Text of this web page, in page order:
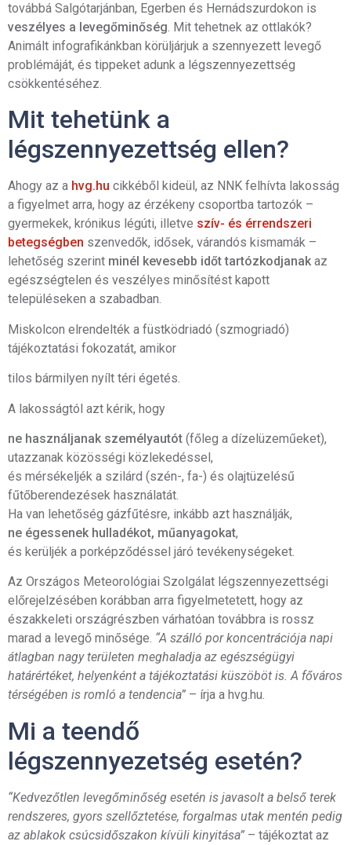
továbbá Salgótarjánban, Egerben és Hernádszurdokon is
veszélyes a levegőminőség. Mit tehetnek az ottlakók?
Animált infografikánkban körüljárjuk a szennyezett levegő
problémáját, és tippeket adunk a légszennyezettség
csökkentéséhez.
Mit tehetünk a
légszennyezettség ellen?
Ahogy az a hvg.hu cikkéből kideül, az NNK felhívta lakosság
a figyelmet arra, hogy az érzékeny csoportba tartozók –
gyermekek, krónikus légúti, illetve szív- és érrendszeri
betegségben szenvedők, idősek, várandós kismamák –
lehetőség szerint minél kevesebb időt tartózkodjanak az
egészségtelen és veszélyes minősítést kapott
településeken a szabadban.
Miskolcon elrendelték a füstködriadó (szmogriadó)
tájékoztatási fokozatát, amikor
tilos bármilyen nyílt téri égetés.
A lakosságtól azt kérik, hogy
ne használjanak személyautót (főleg a dízelüzeműeket),
utazzanak közösségi közlekedéssel,
és mérsékeljék a szilárd (szén-, fa-) és olajtüzelésű
fűtőberendezések használatát.
Ha van lehetőség gázfűtésre, inkább azt használják,
ne égessenek hulladékot, műanyagokat,
és kerüljék a porképződéssel járó tevékenységeket.
Az Országos Meteorológiai Szolgálat légszennyezettségi
előrejelzésében korábban arra figyelmetetett, hogy az
északkeleti országrészben várhatóan továbbra is rossz
marad a levegő minősége. “A szálló por koncentrációja napi
átlagban nagy területen meghaladja az egészségügyi
határértéket, helyenként a tájékoztatási küszöböt is. A főváros
térségében is romló a tendencia” – írja a hvg.hu.
Mi a teendő
légszennyezetség esetén?
“Kedvezőtlen levegőminőség esetén is javasolt a belső terek
rendszeres, gyors szellőztetése, forgalmas utak mentén pedig
az ablakok csúcsidőszakon kívüli kinyitása” – tájékoztat az